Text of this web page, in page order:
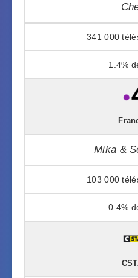
341 000
1.4%
Mika &
103 000
0.4%